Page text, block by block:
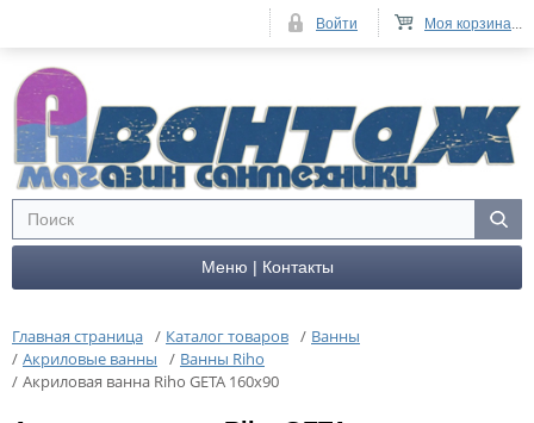
Меню | Контакты
Главная страница / Каталог товаров / Ванны
/ Акриловые ванны / Ванны Riho
/ Акриловая ванна Riho GETA 160x90
Моя корзина...
Войти